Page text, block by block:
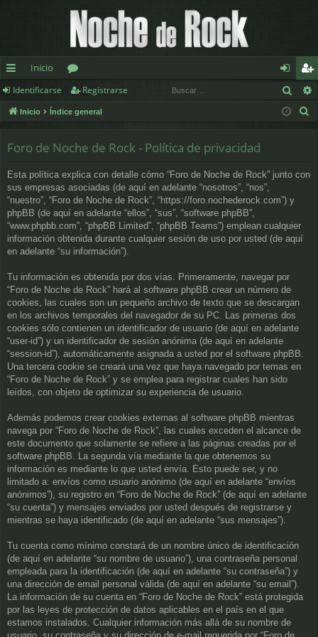
nl
ac
pi
d
os
Inicio
or
os
de
nt
e
eg
ist
Identificarse Registrarse
Inicio Índice general
Foro de Noche de Rock - Política de privacidad
Esta política explica con detalle cómo “Foro de Noche de Rock” junto con
sus empresas asociadas (de aquí en adelante “nosotros”, “nos”,
“nuestro”, “Foro de Noche de Rock”, “https://foro.nochederock.com”) y
phpBB (de aquí en adelante “ellos”, “sus”, “software phpBB”,
“www.phpbb.com”, “phpBB Limited”, “phpBB Teams”) emplean cualquier
información obtenida durante cualquier sesión de uso por usted (de aquí
en adelante “su información”).
Tu información es obtenida por dos vías. Primeramente, navegar por
“Foro de Noche de Rock” hará al software phpBB crear un número de
cookies, las cuales son un pequeño archivo de texto que se descargan
en los archivos temporales del navegador de su PC. Las primeras dos
cookies sólo contienen un identificador de usuario (de aquí en adelante
“user-id”) y un identificador de sesión anónima (de aquí en adelante
“session-id”), automáticamente asignada a usted por el software phpBB.
Una tercera cookie se creará una vez que haya navegado por temas en
“Foro de Noche de Rock” y se emplea para registrar cuales han sido
leídos, con objeto de optimizar su experiencia de usuario.
Además podemos crear cookies externas al software phpBB mientras
navega por “Foro de Noche de Rock”, las cuales exceden el alcance de
este documento que solamente se refiere a las páginas creadas por el
software phpBB. La segunda vía mediante la que obtenemos su
información es mediante lo que usted envía. Esto puede ser, y no
limitado a: envíos como usuario anónimo (de aquí en adelante “envíos
anónimos”), su registro en “Foro de Noche de Rock” (de aquí en adelante
“su cuenta”) y mensajes enviados por usted después de registrarse y
mientras se haya identificado (de aquí en adelante “sus mensajes”).
Tu cuenta como mínimo constará de un nombre único de identificación
(de aquí en adelante “su nombre de usuario”), una contraseña personal
empleada para la identificación (de aquí en adelante “su contraseña”) y
una dirección de email personal válida (de aquí en adelante “su email”).
La información de su cuenta en “Foro de Noche de Rock” está protegida
por las leyes de protección de datos aplicables en el país en el que
estamos instalados. Cualquier información más allá de su nombre de
usuario, su contraseña y su dirección de e-mail requerida por “Foro de